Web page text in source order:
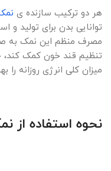
هر دو ترکیب سازنده ی
توانایی بدن برای تولید و
مصرف منظم این نمک به
تنظیم قند خون کمک کند،
میزان کلی انرژی روزانه را
نحوه استفاده از